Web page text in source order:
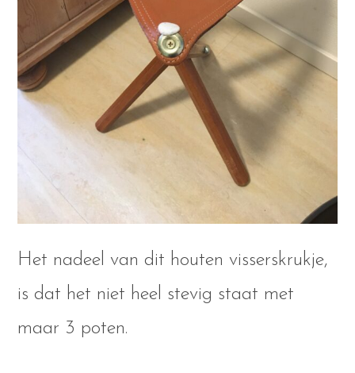
Het nadeel van dit houten visserskrukje,
is dat het niet heel stevig staat met
maar 3 poten.